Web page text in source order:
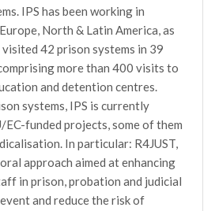
IPS has been working in
North & Latin America, as
42 prison systems in 39
more than 400 visits to
and detention centres.
systems, IPS is currently
funded projects, some of them
In particular: R4JUST,
approach aimed at enhancing
in prison, probation and judicial
and reduce the risk of